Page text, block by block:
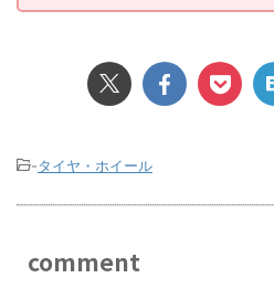
-タイヤ・ホイール
comment